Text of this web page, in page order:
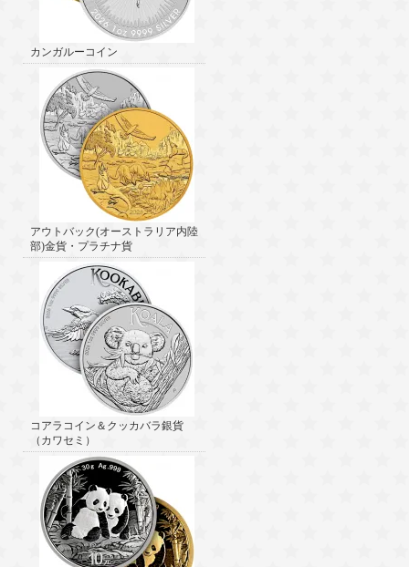
カンガルーコイン
アウトバック(オーストラリア内陸
部)金貨・プラチナ貨
コアラコイン＆クッカバラ銀貨
（カワセミ）